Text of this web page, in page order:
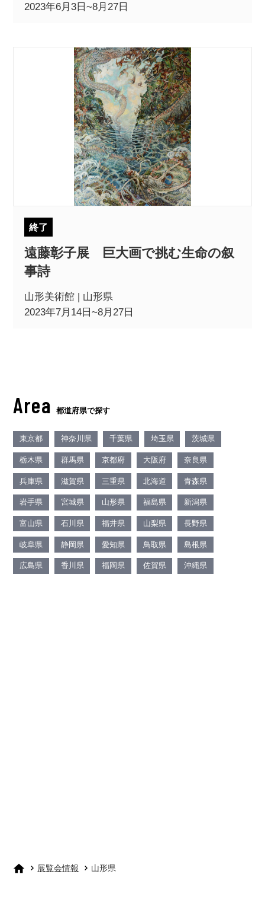
2023年6月3日~8月27日
終了
遠藤彰子展 巨大画で挑む生命の叙
事詩
山形美術館 | 山形県
2023年7月14日~8月27日
Area 都道府県で探す
東京都 神奈川県 千葉県 埼玉県 茨城県
栃木県 群馬県 京都府 大阪府 奈良県
兵庫県 滋賀県 三重県 北海道 青森県
岩手県 宮城県 山形県 福島県 新潟県
富山県 石川県 福井県 山梨県 長野県
岐阜県 静岡県 愛知県 鳥取県 島根県
広島県 香川県 福岡県 佐賀県 沖縄県
展覧会情報 山形県